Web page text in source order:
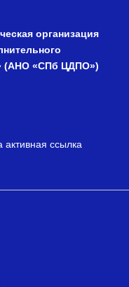
организация
(АНО «СПб ЦДПО»)
ссылка